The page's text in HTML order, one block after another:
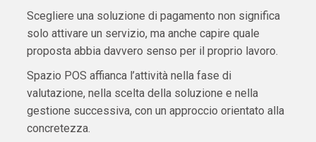
Scegliere una soluzione di pagamento non significa
solo attivare un servizio, ma anche capire quale
proposta abbia davvero senso per il proprio lavoro.
Spazio POS affianca l’attività nella fase di
valutazione, nella scelta della soluzione e nella
gestione successiva, con un approccio orientato alla
concretezza.